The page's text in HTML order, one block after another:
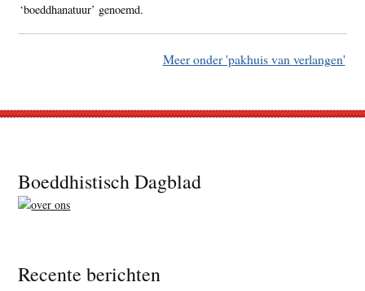
‘boeddhanatuur’ genoemd.
Meer onder 'pakhuis van verlangen'
Footer
Boeddhistisch Dagblad
Recente berichten